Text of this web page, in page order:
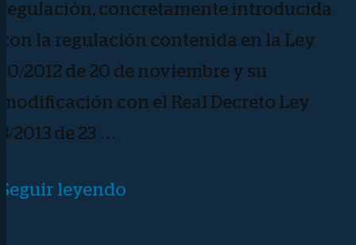
regulación, concretamente introducida
con la regulación contenida en la Ley
10/2012 de 20 de noviembre y su
modificación con el Real Decreto Ley
3/2013 de 23 …
Seguir leyendo